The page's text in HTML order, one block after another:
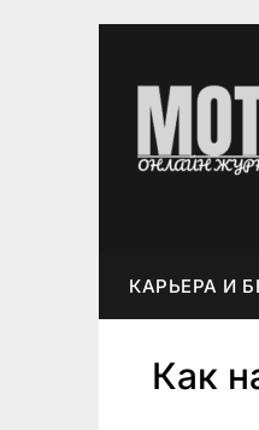
КАРЬЕРА И
Как